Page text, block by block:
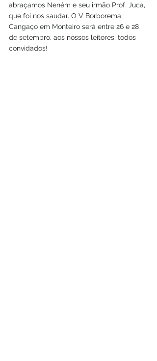
abraçamos Neném e seu irmão Prof. Juca,
que foi nos saudar. O V Borborema
Cangaço em Monteiro será entre 26 e 28
de setembro, aos nossos leitores, todos
convidados!